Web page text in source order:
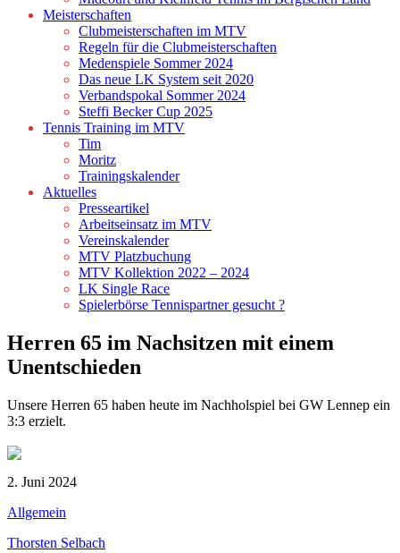
Meisterschaften
Clubmeisterschaften im MTV
Regeln für die Clubmeisterschaften
Medenspiele Sommer 2024
Das neue LK System seit 2020
Verbandspokal Sommer 2024
Steffi Becker Cup 2025
Tennis Training im MTV
Tim
Moritz
Trainingskalender
Aktuelles
Presseartikel
Arbeitseinsatz im MTV
Vereinskalender
MTV Platzbuchung
MTV Kollektion 2022 – 2024
LK Single Race
Spielerbörse Tennispartner gesucht ?
Herren 65 im Nachsitzen mit einem
Unentschieden
Unsere Herren 65 haben heute im Nachholspiel bei GW Lennep ein
3:3 erzielt.
2. Juni 2024
Allgemein
Thorsten Selbach